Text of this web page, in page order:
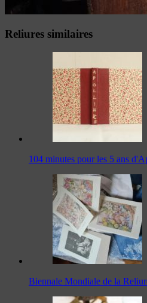
Reliures similaires
104 minutes pour les 5 ans
Biennale Mondiale de la